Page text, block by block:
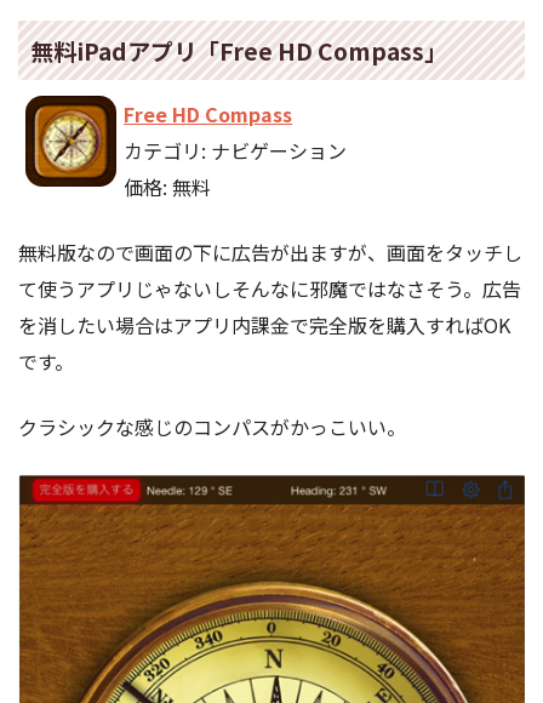
無料iPadアプリ「Free HD Compass」
Free HD Compass
カテゴリ: ナビゲーション
価格: 無料
無料版なので画面の下に広告が出ますが、画面をタッチし
て使うアプリじゃないしそんなに邪魔ではなさそう。広告
を消したい場合はアプリ内課金で完全版を購入すればOK
です。
クラシックな感じのコンパスがかっこいい。